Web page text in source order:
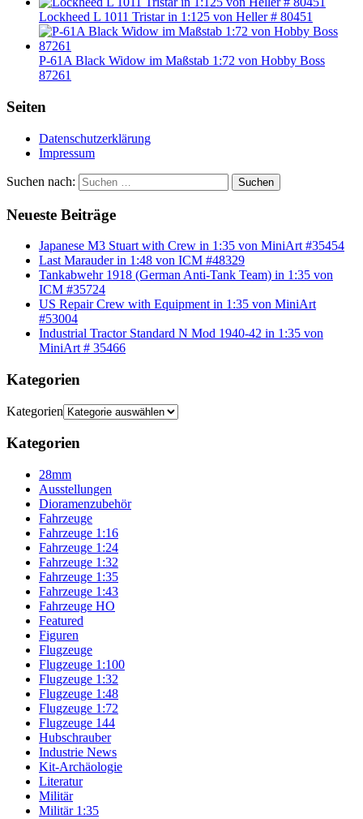
Lockheed L 1011 Tristar in 1:125 von Heller # 80451
P-61A Black Widow im Maßstab 1:72 von Hobby Boss
87261
Seiten
Datenschutzerklärung
Impressum
Suchen nach: Suchen
Neueste Beiträge
Japanese M3 Stuart with Crew in 1:35 von MiniArt #35454
Last Marauder in 1:48 von ICM #48329
Tankabwehr 1918 (German Anti-Tank Team) in 1:35 von
ICM #35724
US Repair Crew with Equipment in 1:35 von MiniArt
#53004
Industrial Tractor Standard N Mod 1940-42 in 1:35 von
MiniArt # 35466
Kategorien
Kategorien
Kategorien
28mm
Ausstellungen
Dioramenzubehör
Fahrzeuge
Fahrzeuge 1:16
Fahrzeuge 1:24
Fahrzeuge 1:32
Fahrzeuge 1:35
Fahrzeuge 1:43
Fahrzeuge HO
Featured
Figuren
Flugzeuge
Flugzeuge 1:100
Flugzeuge 1:32
Flugzeuge 1:48
Flugzeuge 1:72
Flugzeuge 144
Hubschrauber
Industrie News
Kit-Archäologie
Literatur
Militär
Militär 1:35